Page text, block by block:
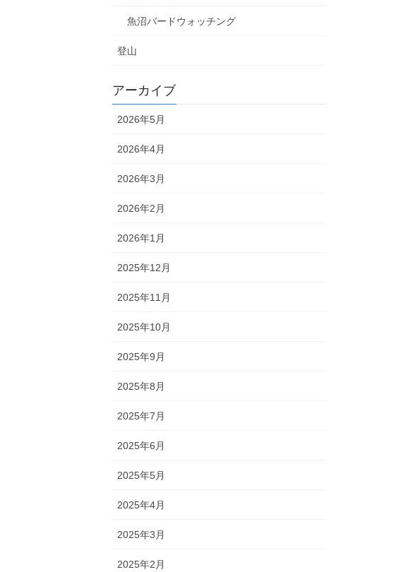
魚沼バードウォッチング
登山
アーカイブ
2026年5月
2026年4月
2026年3月
2026年2月
2026年1月
2025年12月
2025年11月
2025年10月
2025年9月
2025年8月
2025年7月
2025年6月
2025年5月
2025年4月
2025年3月
2025年2月